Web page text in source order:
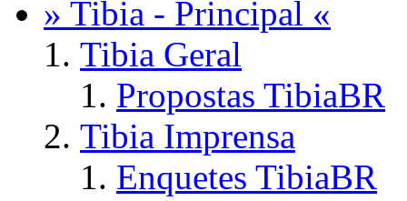
» Tibia - Principal «
Tibia Geral
Propostas TibiaBR
Tibia Imprensa
Enquetes TibiaBR